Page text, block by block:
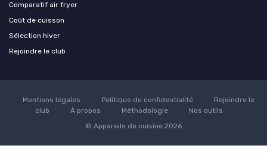
Comparatif air fryer
Coût de cuisson
Sélection hiver
Rejoindre le club
Mentions légales Politique de confidentialité
Rejoindre le
club
À propos Méthodologie
Nos outils
© Appareils de cuisine 2026